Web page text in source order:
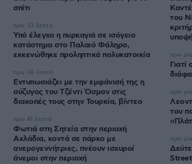
σπίτι
Υπό έλεγχο η πυρκαγιά σε ισόγειο
κατάστημα στο Παλαιό Φάληρο,
εκκενώθηκε προληπτικά πολυκατοικία
πριν 33 λεπτά
Εντυπωσιάζει με την εμφάνισή της η
σύζυγος του Τζέντι Όσμαν στις
διακοπές τους στην Τουρκία, βίντεο
πριν 38 λεπτά
Φωτιά στη Σητεία στην περιοχή
Αχλάδια, κοντά σε πάρκο με
ανεμογεννήτριες, πνέουν ισχυροί
άνεμοι στην περιοχή
πριν 41 λεπτά
του
πριν
του
πριν
πριν